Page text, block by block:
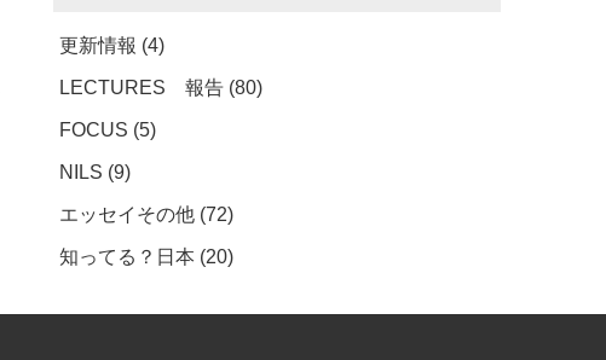
更新情報 (4)
LECTURES 報告 (80)
FOCUS (5)
NILS (9)
エッセイその他 (72)
知ってる？日本 (20)